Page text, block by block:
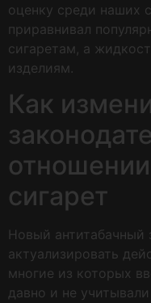
оценку среди наших
приравнивал
сигаретам, а
изделиям.
Как
сигарет
Новый антитабачный
актуализировать
многие из которых
давно и не